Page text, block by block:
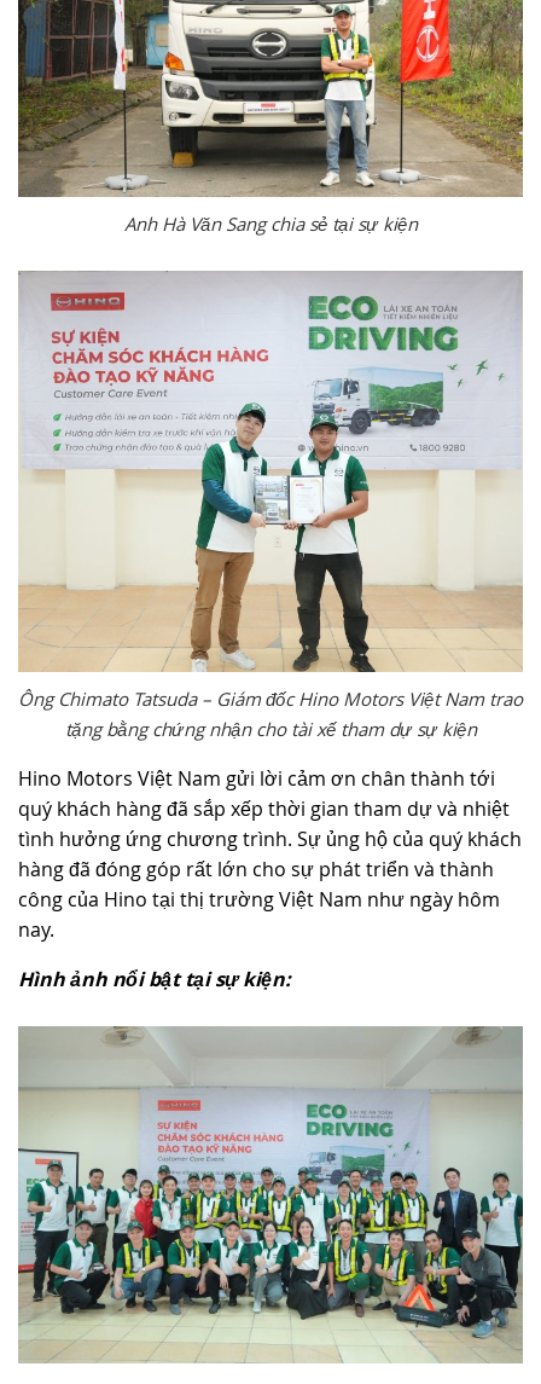
Anh Hà Văn Sang chia sẻ tại sự kiện
Ông Chimato Tatsuda – Giám đốc Hino Motors Việt Nam trao
tặng bằng chứng nhận cho tài xế tham dự sự kiện
Hino Motors Việt Nam gửi lời cảm ơn chân thành tới
quý khách hàng đã sắp xếp thời gian tham dự và nhiệt
tình hưởng ứng chương trình. Sự ủng hộ của quý khách
hàng đã đóng góp rất lớn cho sự phát triển và thành
công của Hino tại thị trường Việt Nam như ngày hôm
nay.
Hình ảnh nổi bật tại sự kiện: